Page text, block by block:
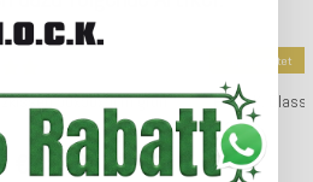
50x50x5cm grün
Top bewertet
H.O.C.K.